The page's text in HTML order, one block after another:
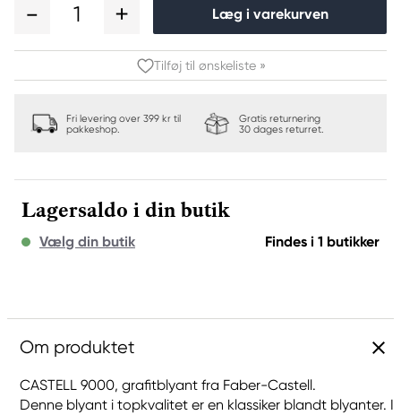
1 Læg i varekurven
Tilføj til ønskeliste »
Fri levering over 399 kr til
pakkeshop.
Gratis returnering
30 dages returret.
Lagersaldo i din butik
Vælg din butik Findes i 1 butikker
Om produktet
CASTELL 9000, grafitblyant fra Faber-Castell.
Denne blyant i topkvalitet er en klassiker blandt blyanter. I